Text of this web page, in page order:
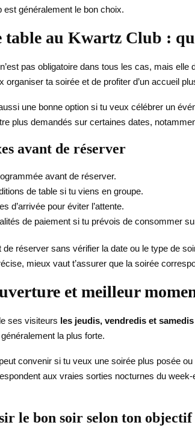
est généralement le bon choix.
table au Kwartz Club :
pas obligatoire dans tous les cas, mais
organiser ta soirée et de profiter d’un accueil
une bonne option si tu veux célébrer un
plus demandés sur certaines dates,
avant de réserver
avant de réserver.
de table si tu viens en groupe.
d’arrivée pour éviter l’attente.
de paiement si tu prévois de consommer
de réserver sans vérifier la date ou le type de
mieux vaut t’assurer que la soirée
et meilleur
ses visiteurs les jeudis, vendredis et
la plus forte.
convenir si tu veux une soirée plus posée
aux vraies sorties nocturnes du
le bon soir selon ton objectif